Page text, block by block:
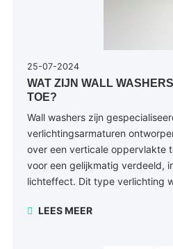
25-07-2024
WAT ZIJN WALL
TOE?
Wall washers zijn
verlichtingsarmaturen
over een verticale oppervlakte
voor een gelijkmatig verdeeld,
lichteffect. Dit type verlichting
LEES MEER